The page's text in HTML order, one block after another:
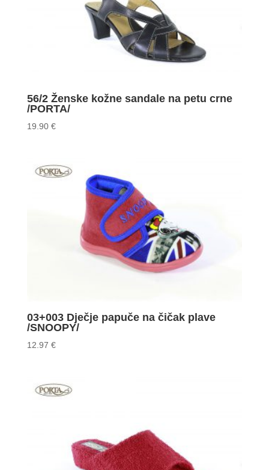
56/2 Ženske kožne sandale na petu crne
/PORTA/
19.90 €
03+003 Dječje papuče na čičak plave
/SNOOPY/
12.97 €